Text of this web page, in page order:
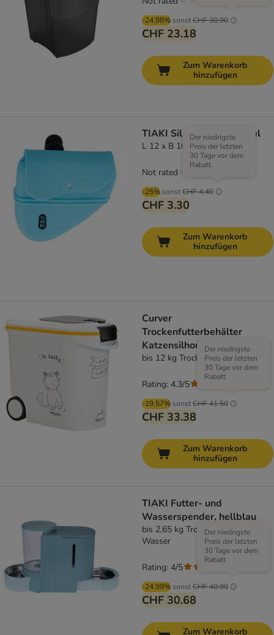
-24.98% sonstCHF 30.90
CHF 23.18
Zum Warenkorb
hinzufügen
TIAKI Silikon Snackbeutel
L 12 x B 10,6 x H 4,6 cm
-25% sonstCHF 4.40
Der niedrigste
Preis der letzten
30 Tage vor dem
Rabatt
CHF 3.30
Not rated
Zum Warenkorb
hinzufügen
Curver
Trockenfutterbehälter
Katzensilhouette
bis 12 kg Trockenfutter
-19.57% sonstCHF 41.50
Der niedrigste
Preis der letzten
30 Tage vor dem
Rabatt
CHF 33.38
Rating: 4.3/5
Zum Warenkorb
hinzufügen
TIAKI Futter- und
Wasserspender, hellblau
bis 2,65 kg Trockenfutter & 6 L
Wasser
-24.99% sonstCHF 40.90
Der niedrigste
Preis der letzten
30 Tage vor dem
Rabatt
CHF 30.68
Rating: 4/5
Zum Warenkorb